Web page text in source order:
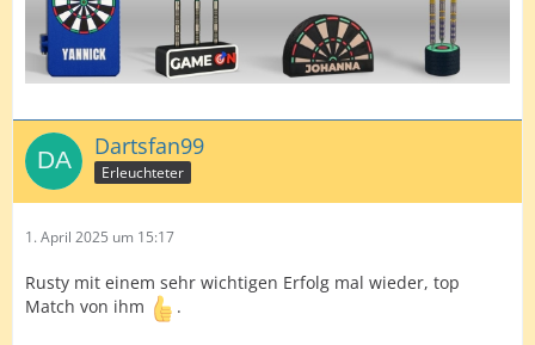
Dartsfan99
Erleuchteter
1. April 2025 um 15:17
Rusty mit einem sehr wichtigen Erfolg mal wieder, top
Match von ihm
.